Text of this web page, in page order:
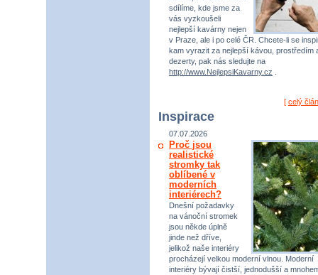
sdílíme, kde jsme za
vás vyzkoušeli
nejlepší kavárny nejen
v Praze, ale i po celé ČR. Chcete-li se
kam vyrazit za nejlepší kávou, prostředím
dezerty, pak nás sledujte na
http://www.NejlepsiKavarny.cz
[ celý
Inspirace
07.07.2026
Proč jsou
realistické
stromky tak
oblíbené v
moderních
interiérech?
Dnešní požadavky
na vánoční stromek
jsou někde úplně
jinde než dříve,
jelikož naše interiéry
procházejí velkou moderní vlnou. Moderní
interiéry bývají čistší, jednodušší a